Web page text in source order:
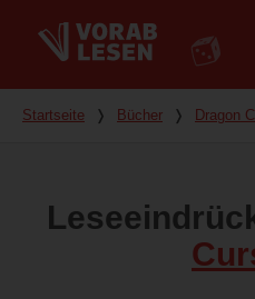
Du bist hier
Startseite ❭ Bücher ❭ Dragon